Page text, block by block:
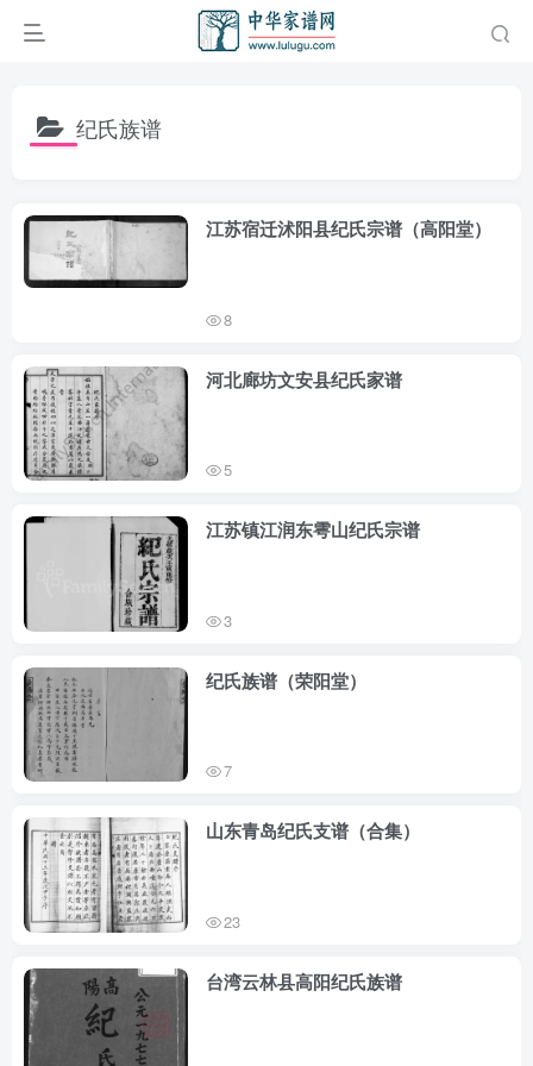
纪氏族谱
江苏宿迁沭阳县纪氏宗谱（高阳堂）
8
河北廊坊文安县纪氏家谱
5
江苏镇江润东雩山纪氏宗谱
3
纪氏族谱（荣阳堂）
7
山东青岛纪氏支谱（合集）
23
台湾云林县高阳纪氏族谱